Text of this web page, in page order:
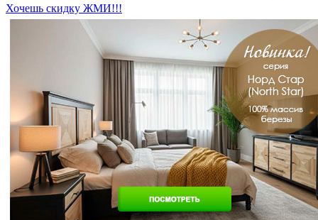
Хочешь скидку ЖМИ!!!